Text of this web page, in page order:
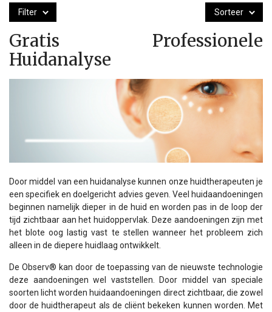
Filter Sorteer
Gratis Professionele
Huidanalyse
Door middel van een huidanalyse kunnen onze huidtherapeuten je
een specifiek en doelgericht advies geven. Veel huidaandoeningen
beginnen namelijk dieper in de huid en worden pas in de loop der
tijd zichtbaar aan het huidoppervlak. Deze aandoeningen zijn met
het blote oog lastig vast te stellen wanneer het probleem zich
alleen in de diepere huidlaag ontwikkelt.
De Observ® kan door de toepassing van de nieuwste technologie
deze aandoeningen wel vaststellen. Door middel van speciale
soorten licht worden huidaandoeningen direct zichtbaar, die zowel
door de huidtherapeut als de cliënt bekeken kunnen worden. Met